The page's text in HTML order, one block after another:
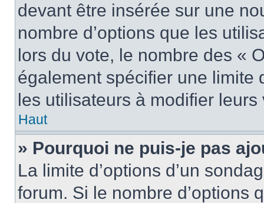
devant être insérée sur une
nombre d’options que les
lors du vote, le nombre des «
également spécifier une limite
les utilisateurs à modifier leurs
Haut
» Pourquoi ne puis-je pas
La limite d’options d’un
forum. Si le nombre d’options